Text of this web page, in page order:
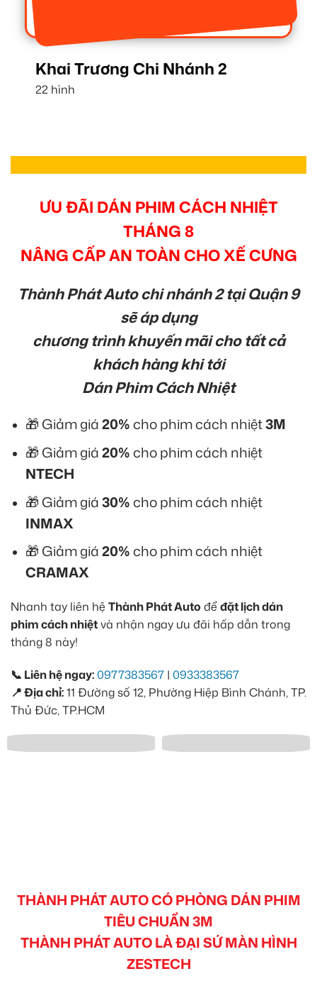
Khai Trương Chi Nhánh 2
22 hình
ƯU ĐÃI DÁN PHIM CÁCH NHIỆT
THÁNG 8
NÂNG CẤP AN TOÀN CHO XẾ CƯNG
Thành Phát Auto chi nhánh 2 tại Quận 9
sẽ áp dụng
chương trình khuyến mãi cho tất cả
khách hàng khi tới
Dán Phim Cách Nhiệt
🎁 Giảm giá20%cho phim cách nhiệt3M
🎁 Giảm giá20%cho phim cách nhiệt
NTECH
🎁 Giảm giá30%cho phim cách nhiệt
INMAX
🎁 Giảm giá20%cho phim cách nhiệt
CRAMAX
Nhanh tay liên hệ Thành Phát Auto đểđặt lịch dán
phim cách nhiệtvà nhận ngay ưu đãi hấp dẫn trong
tháng 8 này!
📞 Liên hệ ngay:0977383567 | 0933383567
📍 Địa chỉ:11 Đường số 12, Phường Hiệp Bình Chánh, TP.
Thủ Đức, TP.HCM
THÀNH PHÁT AUTO CÓ PHÒNG DÁN PHIM
TIÊU CHUẨN 3M
THÀNH PHÁT AUTO LÀ ĐẠI SỨ MÀN HÌNH
ZESTECH